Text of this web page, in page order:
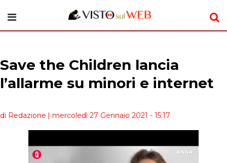
Save the Children lancia
l’allarme su minori e internet
di Redazione | mercoledì 27 Gennaio 2021 - 15:17